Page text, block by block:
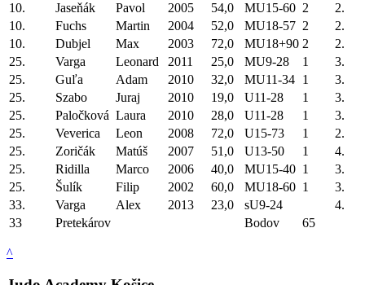
10.
Jaseňák Pavol 2005 54,0 MU15-60 2
2.
10.
Fuchs Martin 2004 52,0 MU18-57 2
2.
10.
Dubjel Max 2003 72,0 MU18+90 2
2.
25.
Varga Leonard 2011 25,0 MU9-28 1
3.
25.
Guľa Adam 2010 32,0 MU11-34 1
3.
25.
Szabo Juraj 2010 19,0 U11-28 1
3.
25.
Paločková Laura 2010 28,0 U11-28 1
3.
25.
Veverica Leon 2008 72,0 U15-73 1
2.
25.
Zoričák Matúš 2007 51,0 U13-50 1
4.
25.
Ridilla Marco 2006 40,0 MU15-40 1
3.
25.
Šulík Filip 2002 60,0 MU18-60 1
3.
33.
Varga Alex 2013 23,0 sU9-24
4.
33
Pretekárov Bodov 65
^